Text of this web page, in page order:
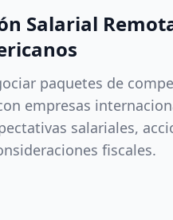
Salarial
paquetes de
empresas
salariales,
fiscales.